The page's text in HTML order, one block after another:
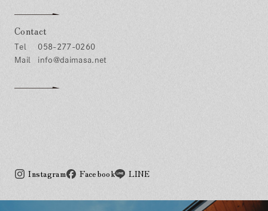
Contact
058-277-0260
info@daimasa.net
Instagram Facebook LINE